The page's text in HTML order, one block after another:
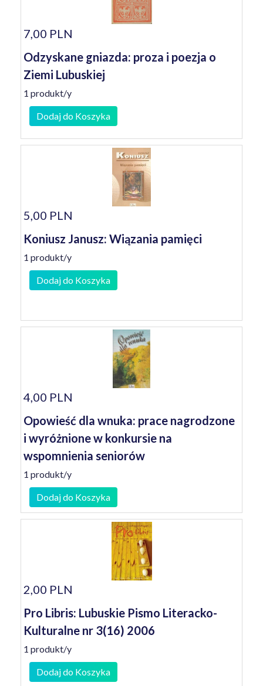
7,00 PLN
Odzyskane gniazda: proza i poezja o
Ziemi Lubuskiej
1 produkt/y
Dodaj do Koszyka
5,00 PLN
Koniusz Janusz: Wiązania pamięci
1 produkt/y
Dodaj do Koszyka
4,00 PLN
Opowieść dla wnuka: prace nagrodzone
i wyróżnione w konkursie na
wspomnienia seniorów
1 produkt/y
Dodaj do Koszyka
2,00 PLN
Pro Libris: Lubuskie Pismo Literacko-
Kulturalne nr 3(16) 2006
1 produkt/y
Dodaj do Koszyka